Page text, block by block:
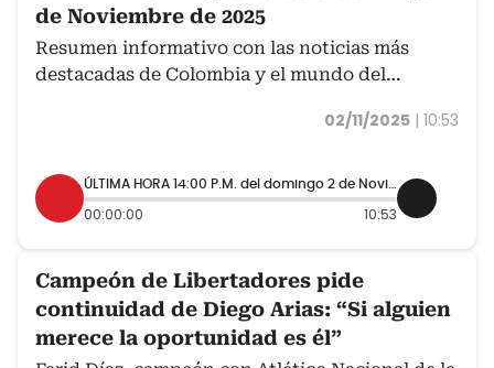
de Noviembre de 2025
Resumen informativo con las noticias más
destacadas de Colombia y el mundo del
02/11/2025 | 10:53
00:00:00 10:53
Campeón de Libertadores pide
continuidad de Diego Arias: “Si alguien
merece la oportunidad es él”